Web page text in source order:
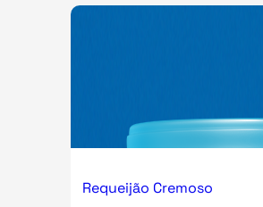
Requeijão Cremoso